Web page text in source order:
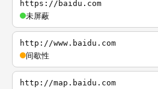
https://baidu.com
未屏蔽
http://www.baidu.com
间歇性
http://map.baidu.com